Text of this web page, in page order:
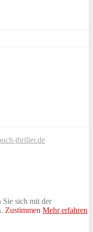
thriller.de
Sie sich mit der
Zustimmen Mehr erfahren